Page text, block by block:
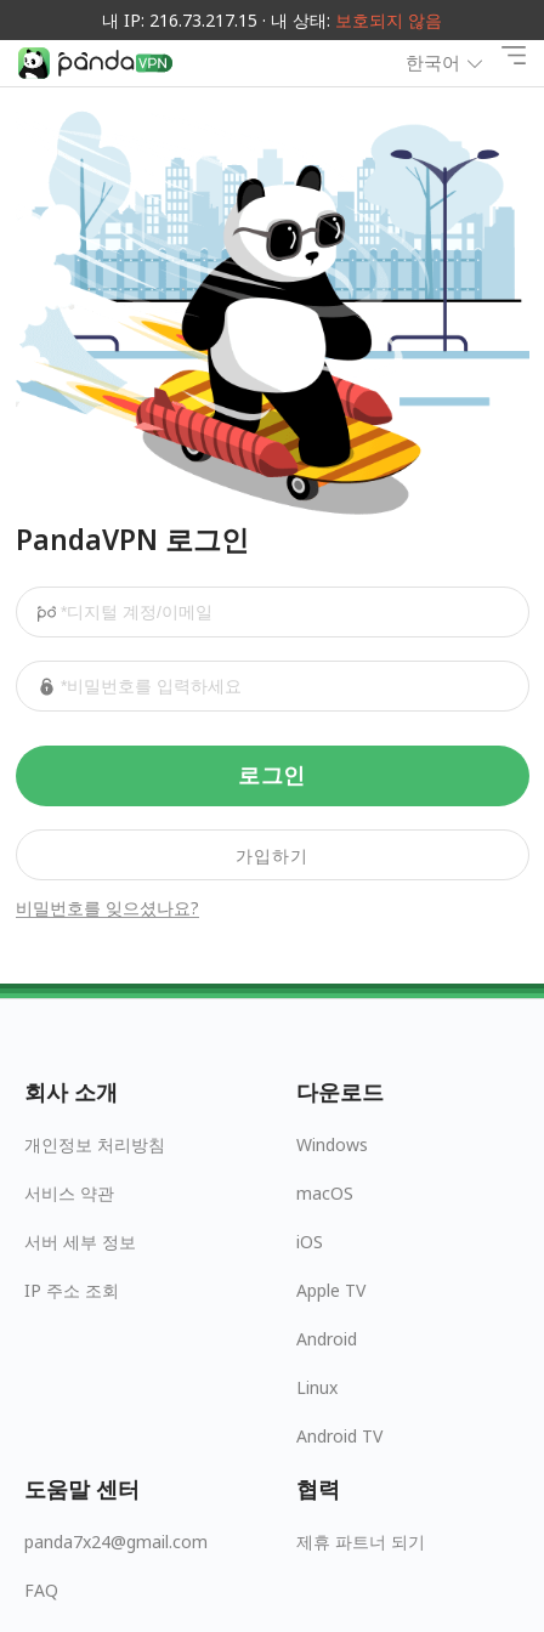
내 IP: 216.73.217.15 · 내 상태: 보호되지 않음
한국어
PandaVPN 로그인
로그인
비밀번호를 잊으셨나요?
가입하기
회사 소개
개인정보 처리방침
서비스 약관
서버 세부 정보
IP 주소 조회
다운로드
Windows
macOS
iOS
Apple TV
Android
Linux
Android TV
도움말 센터
panda7x24@gmail.com
FAQ
협력
제휴 파트너 되기